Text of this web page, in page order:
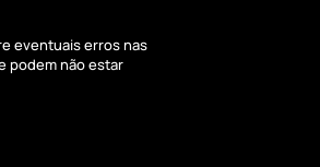
eventuais erros nas
podem não estar